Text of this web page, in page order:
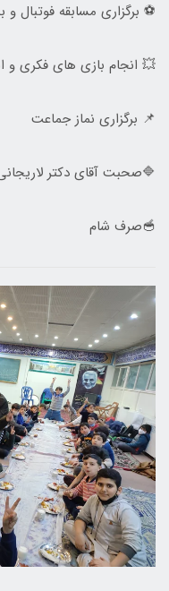
⚽ برگزاری مسابقه فوتبال و
💥 انجام بازی های فکری و
📌 برگزاری نماز جماعت
🔷صحبت آقای دکتر
🥣صرف شام